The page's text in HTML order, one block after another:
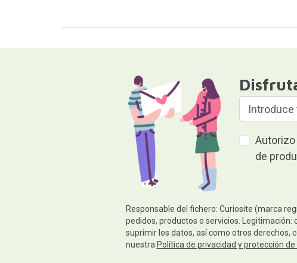
de
Responsable del fichero: Curiosite (marca
pedidos, productos o servicios.
suprimir los datos, así como otros derechos,
nuestra Política de privacidad y protección